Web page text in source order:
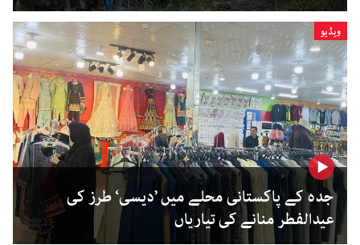
ویڈیو
جدہ کے پاکستانی محلے میں ’دیسی‘ طرز کی
عیدالفطر منانے کی تیاریاں